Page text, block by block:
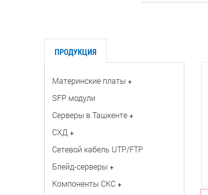
ПРОДУКЦИЯ
Материнские платы +
SFP модули
Серверы в Ташкенте +
СХД +
Сетевой кабель UTP/FTP
Блейд-серверы +
Компоненты СКС +